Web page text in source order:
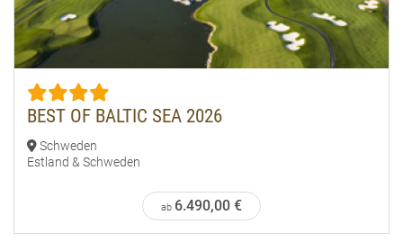
BEST OF BALTIC SEA 2026
Schweden
Estland & Schweden
ab 6.490,00 €